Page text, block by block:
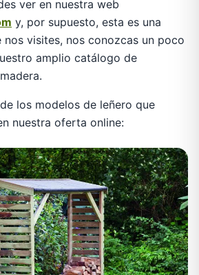
ver en nuestra web
y, por supuesto, esta es una
nos visites, nos conozcas un poco
amplio catálogo de
los modelos de leñero que
nuestra oferta online: